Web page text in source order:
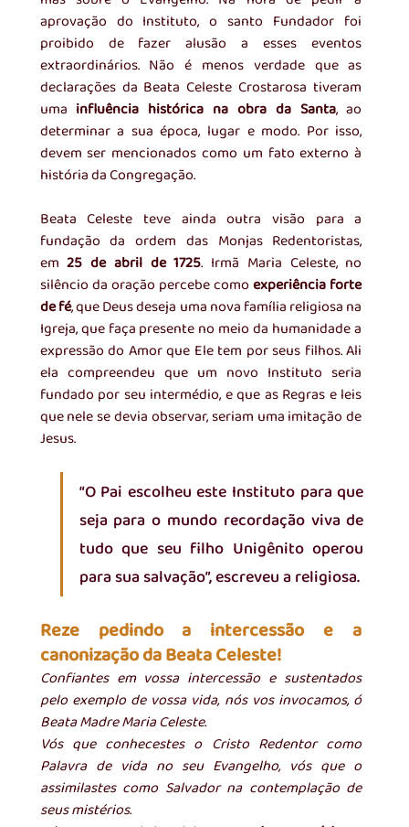
aprovação do Instituto, o santo Fundador foi
proibido de fazer alusão a esses eventos
extraordinários. Não é menos verdade que as
declarações da Beata Celeste Crostarosa tiveram
uma influência histórica na obra da Santa, ao
determinar a sua época, lugar e modo. Por isso,
devem ser mencionados como um fato externo à
história da Congregação.
Beata Celeste teve ainda outra visão para a
fundação da ordem das Monjas Redentoristas,
em 25 de abril de 1725. Irmã Maria Celeste, no
silêncio da oração percebe como experiência forte
de fé, que Deus deseja uma nova família religiosa na
Igreja, que faça presente no meio da humanidade a
expressão do Amor que Ele tem por seus filhos. Ali
ela compreendeu que um novo Instituto seria
fundado por seu intermédio, e que as Regras e leis
que nele se devia observar, seriam uma imitação de
Jesus.
“O Pai escolheu este Instituto para que
seja para o mundo recordação viva de
tudo que seu filho Unigênito operou
para sua salvação”, escreveu a religiosa.
Reze pedindo a intercessão e a
canonização da Beata Celeste!
Confiantes em vossa intercessão e sustentados
pelo exemplo de vossa vida, nós vos invocamos, ó
Beata Madre Maria Celeste.
Vós que conhecestes o Cristo Redentor como
Palavra de vida no seu Evangelho, vós que o
assimilastes como Salvador na contemplação de
seus mistérios.